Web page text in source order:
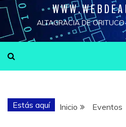
ALTAGRACIA DE
Estás aquí Inicio Eventos